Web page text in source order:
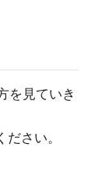
を見ていき
さい。